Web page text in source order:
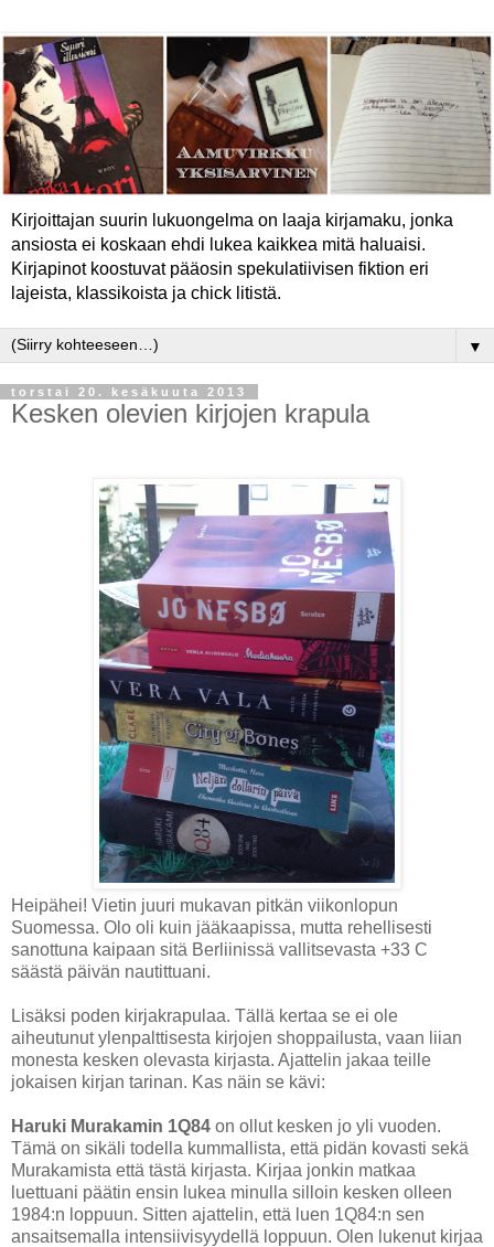
Kirjoittajan suurin lukuongelma on laaja kirjamaku, jonka
ansiosta ei koskaan ehdi lukea kaikkea mitä haluaisi.
Kirjapinot koostuvat pääosin spekulatiivisen fiktion eri
lajeista, klassikoista ja chick litistä.
▼
torstai 20. kesäkuuta 2013
Kesken olevien kirjojen krapula
Heipähei! Vietin juuri mukavan pitkän viikonlopun
Suomessa. Olo oli kuin jääkaapissa, mutta rehellisesti
sanottuna kaipaan sitä Berliinissä vallitsevasta +33 C
säästä päivän nautittuani.
Lisäksi poden kirjakrapulaa. Tällä kertaa se ei ole
aiheutunut ylenpalttisesta kirjojen shoppailusta, vaan liian
monesta kesken olevasta kirjasta. Ajattelin jakaa teille
jokaisen kirjan tarinan. Kas näin se kävi:
Haruki Murakamin 1Q84 on ollut kesken jo yli vuoden.
Tämä on sikäli todella kummallista, että pidän kovasti sekä
Murakamista että tästä kirjasta. Kirjaa jonkin matkaa
luettuani päätin ensin lukea minulla silloin kesken olleen
1984:n loppuun. Sitten ajattelin, että luen 1Q84:n sen
ansaitsemalla intensiivisyydellä loppuun. Olen lukenut kirjaa